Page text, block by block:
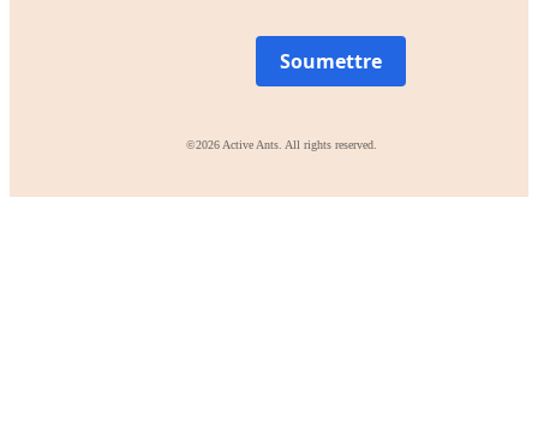
Soumettre
©2026 Active Ants. All rights reserved.